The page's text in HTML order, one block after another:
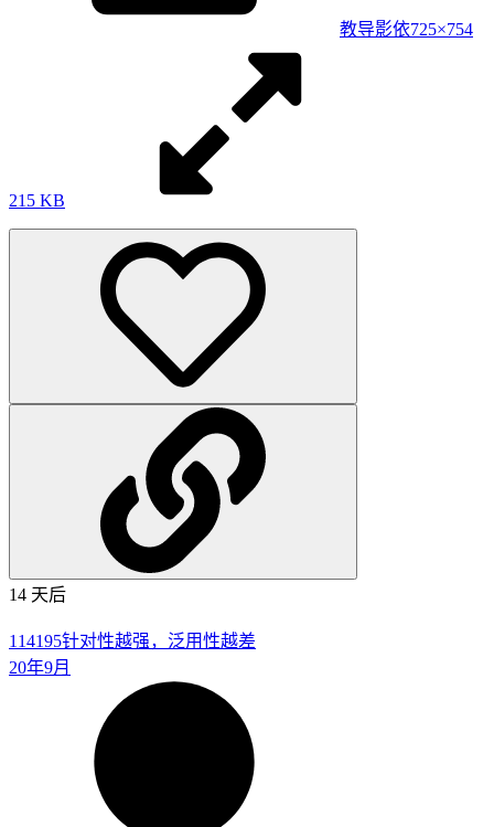
教导影依725×754
215 KB
14 天后
114195针对性越强，泛用性越差
20年9月